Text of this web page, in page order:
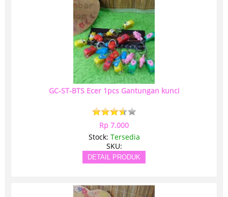
GC-ST-BTS Ecer 1pcs Gantungan kunci
Rp 7.000
Stock: Tersedia
SKU:
DETAIL PRODUK